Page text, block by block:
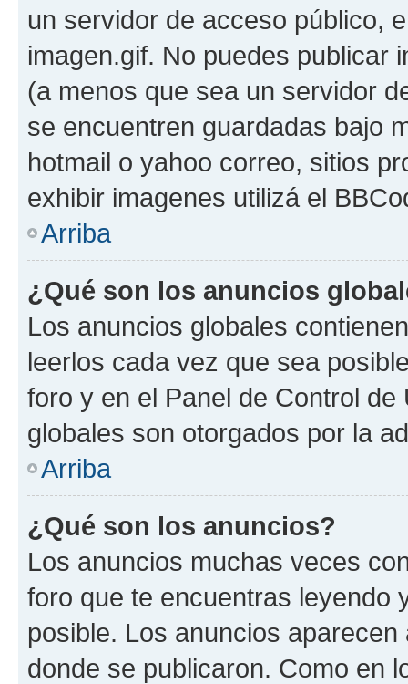
un servidor de acceso público,
imagen.gif. No puedes publicar
(a menos que sea un servidor
se encuentren guardadas bajo
hotmail o yahoo correo, sitios
exhibir imagenes utilizá el
Arriba
¿Qué son los anuncios
Los anuncios globales
leerlos cada vez que sea
foro y en el Panel de Control
globales son otorgados por la
Arriba
¿Qué son los anuncios?
Los anuncios muchas veces
foro que te encuentras leyendo
posible. Los anuncios
donde se publicaron. Como en